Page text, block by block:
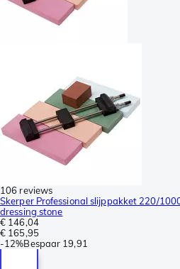
106 reviews
Skerper Professional slijppakket 220/
dressing stone
€ 146,04
€ 165,95
-12%Bespaar 19,91